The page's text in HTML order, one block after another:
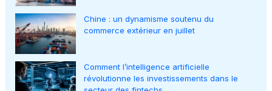
Chine : un dynamisme soutenu du
commerce extérieur en juillet
Comment l’intelligence artificielle
révolutionne les investissements dans le